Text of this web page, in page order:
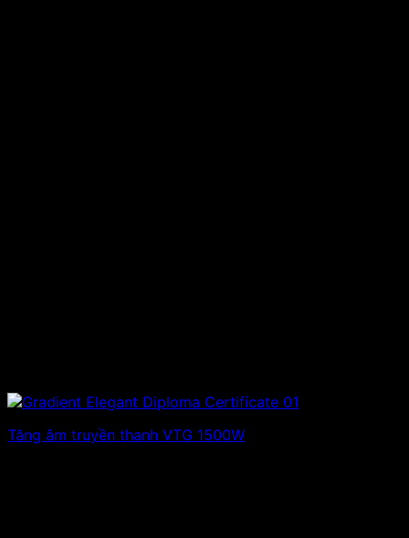
Tăng âm truyền thanh VTG 1500W